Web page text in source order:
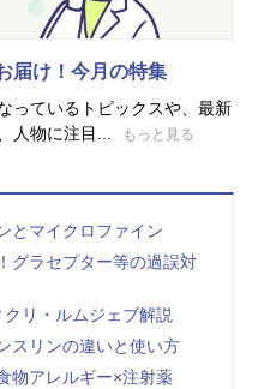
届け！今月の特集
っているトピックスや、最新
人物に注目...
もっと見る
とマイクロファイン
グラセプター等の過誤対
リ・ルムジェブ解説
スリンの違いと使い方
物アレルギー×注射薬